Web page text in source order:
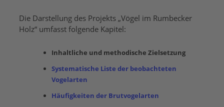
Die Darstellung des Projekts „Vögel im Rumbecker
Holz“ umfasst folgende Kapitel:
Inhaltliche und methodische Zielsetzung
Systematische Liste der beobachteten
Vogelarten
Häufigkeiten der Brutvogelarten